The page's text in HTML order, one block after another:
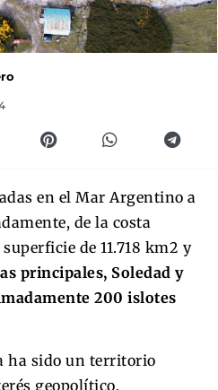
en el Mar Argentino a
de la costa
de 11.718 km2 y
principales, Soledad y
200 islotes
ha sido un territorio
geopolítico.